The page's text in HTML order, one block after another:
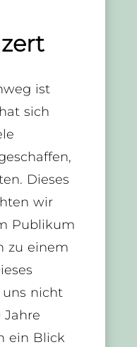
ist
sich
Dieses
wir
Publikum
zu einem
nicht
Jahre
ein Blick